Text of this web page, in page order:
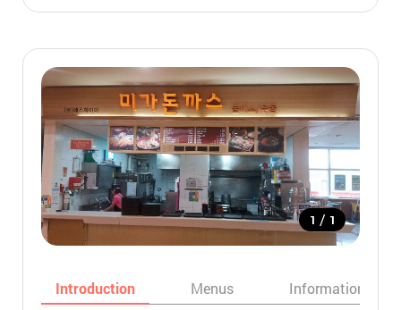
1 / 1
Introduction Menus Informations